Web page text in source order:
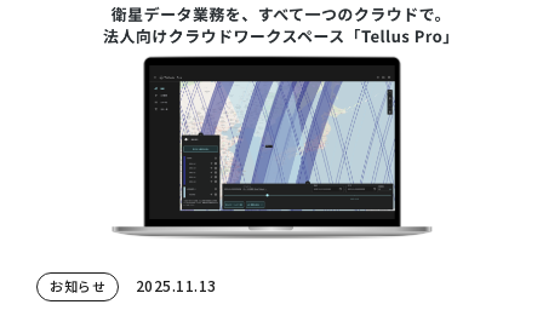
お知らせ 2025.11.13